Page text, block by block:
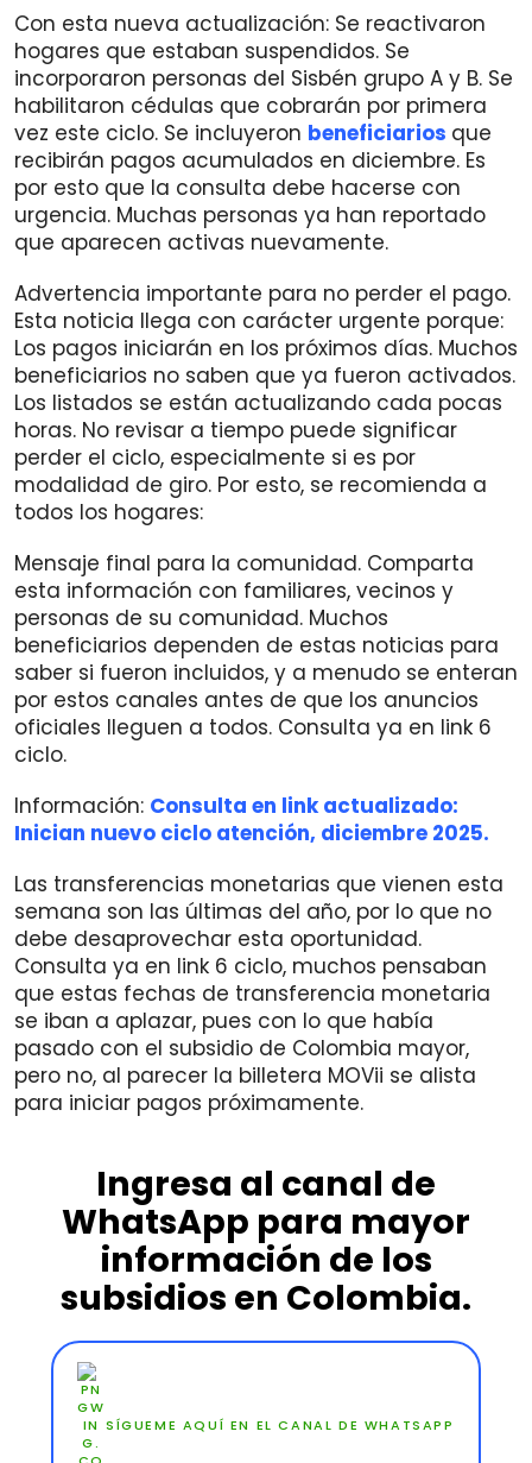
Con esta nueva actualización: Se reactivaron
hogares que estaban suspendidos. Se
incorporaron personas del Sisbén grupo A y B. Se
habilitaron cédulas que cobrarán por primera
vez este ciclo. Se incluyeron beneficiarios que
recibirán pagos acumulados en diciembre. Es
por esto que la consulta debe hacerse con
urgencia. Muchas personas ya han reportado
que aparecen activas nuevamente.
Advertencia importante para no perder el pago.
Esta noticia llega con carácter urgente porque:
Los pagos iniciarán en los próximos días. Muchos
beneficiarios no saben que ya fueron activados.
Los listados se están actualizando cada pocas
horas. No revisar a tiempo puede significar
perder el ciclo, especialmente si es por
modalidad de giro. Por esto, se recomienda a
todos los hogares:
Mensaje final para la comunidad. Comparta
esta información con familiares, vecinos y
personas de su comunidad. Muchos
beneficiarios dependen de estas noticias para
saber si fueron incluidos, y a menudo se enteran
por estos canales antes de que los anuncios
oficiales lleguen a todos. Consulta ya en link 6
ciclo.
Información: Consulta en link actualizado:
Inician nuevo ciclo atención, diciembre 2025.
Las transferencias monetarias que vienen esta
semana son las últimas del año, por lo que no
debe desaprovechar esta oportunidad.
Consulta ya en link 6 ciclo, muchos pensaban
que estas fechas de transferencia monetaria
se iban a aplazar, pues con lo que había
pasado con el subsidio de Colombia mayor,
pero no, al parecer la billetera MOVii se alista
para iniciar pagos próximamente.
Ingresa al canal de
WhatsApp para mayor
información de los
subsidios en Colombia.
SÍGUEME AQUÍ EN EL CANAL DE WHATSAPP